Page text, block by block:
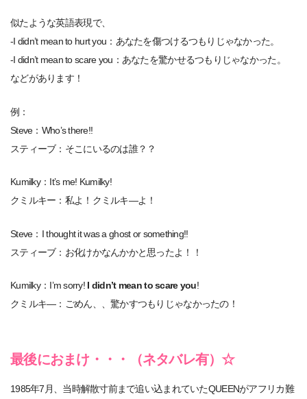
似たような英語表現で、
-I didn’t mean to hurt you：あなたを傷つけるつもりじゃなかった。
-I didn’t mean to scare you：あなたを驚かせるつもりじゃなかった。
などがあります！
例：
Steve：Who’s there!!
スティーブ：そこにいるのは誰？？
Kumilky：It’s me! Kumilky!
クミルキー：私よ！クミルキ―よ！
Steve：I thought it was a ghost or something!!
スティーブ：お化けかなんかかと思ったよ！！
Kumilky：I’m sorry! I didn’t mean to scare you!
クミルキ―：ごめん、、驚かすつもりじゃなかったの！
最後におまけ・・・（ネタバレ有）☆
1985年7月、当時解散寸前まで追い込まれていたQUEENがアフリカ難